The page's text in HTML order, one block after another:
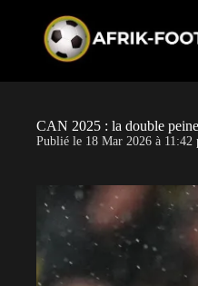
CAN 2025 : la double
Publié le 18 Mar 2026 à 11:42